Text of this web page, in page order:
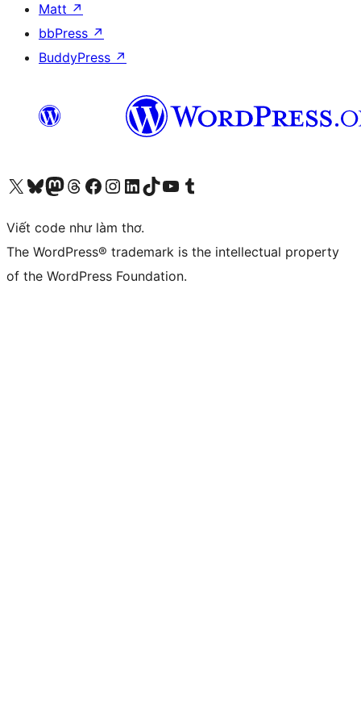
Matt ↗
bbPress ↗
BuddyPress ↗
Truy cập tài khoản X (trước đây là Twitter) của chúng tôiVisit our Bluesky account
Visit our Mastodon account
Visit our Threads account
Xem trang Facebook của chúng tôiTruy cập tài khoản Instagram của chúng tôiTruy cập tài khoản LinkedIn của chúng tôiVisit our TikTok account
Truy cập kênh YouTube của chúng tôi Visit our Tumblr account
Viết code như làm thơ.
The WordPress® trademark is the intellectual property
of the WordPress Foundation.